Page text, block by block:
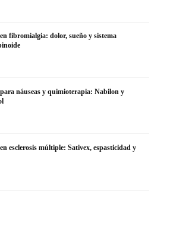
fibromialgia: dolor, sueño y sistema
náuseas y quimioterapia: Nabilon y
esclerosis múltiple: Sativex, espasticidad y